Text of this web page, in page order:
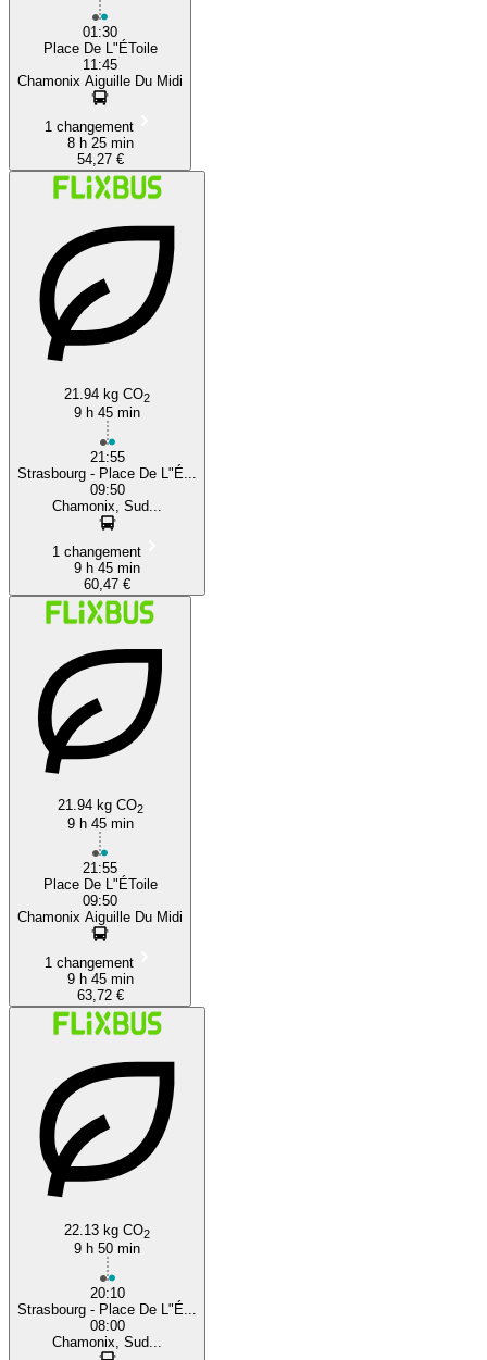
01:30
Place De L"ÉToile
11:45
Chamonix Aiguille Du Midi
1 changement
8 h 25 min
54,27 €
21.94 kg CO2
9 h 45 min
21:55
Strasbourg - Place De L"É...
09:50
Chamonix, Sud...
1 changement
9 h 45 min
60,47 €
21.94 kg CO2
9 h 45 min
21:55
Place De L"ÉToile
09:50
Chamonix Aiguille Du Midi
1 changement
9 h 45 min
63,72 €
22.13 kg CO2
9 h 50 min
20:10
Strasbourg - Place De L"É...
08:00
Chamonix, Sud...